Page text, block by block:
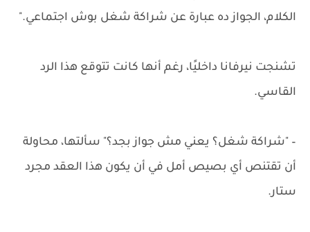
الكلام، الجواز ده عبارة عن شراكة شغل بوش اجتماعي."
تشنجت نيرفانا داخليًا، رغم أنها كانت تتوقع هذا الرد
القاسي.
– "شراكة شغل؟ يعني مش جواز بجد؟" سألتها، محاولة
أن تقتنص أي بصيص أمل في أن يكون هذا العقد مجرد
ستار.